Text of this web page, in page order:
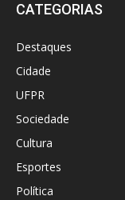
CATEGORIAS
Destaques
Cidade
UFPR
Sociedade
Cultura
Esportes
Política